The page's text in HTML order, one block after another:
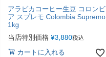
アラビカコーヒー生豆 コロンビ
ア スプレモ Colombia Supremo
1kg
当店特別価格 ¥3,880税込
カートに入れる